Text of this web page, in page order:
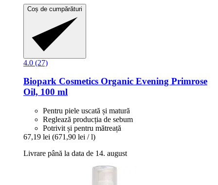
Coș de cumpărături
4.0 (27)
Biopark Cosmetics Organic Evening Primrose
Oil, 100 ml
Pentru piele uscată și matură
Reglează producția de sebum
Potrivit și pentru mătreață
67,19 lei (671,90 lei / l)
Livrare până la data de 14. august